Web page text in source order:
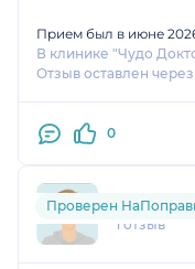
Прием был в июне
В клинике "Чудо
Отзыв оставлен
0
1 отзыв
Проверен